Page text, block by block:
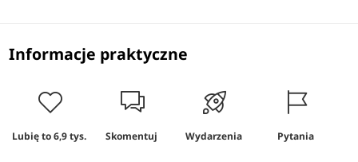
Informacje praktyczne
Lubię to6,9 tys. Skomentuj Wydarzenia Pytania